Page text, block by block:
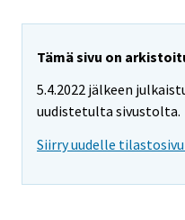
Tämä sivu on
5.4.2022 jälkeen
uudistetulta sivustolta.
Siirry uudelle